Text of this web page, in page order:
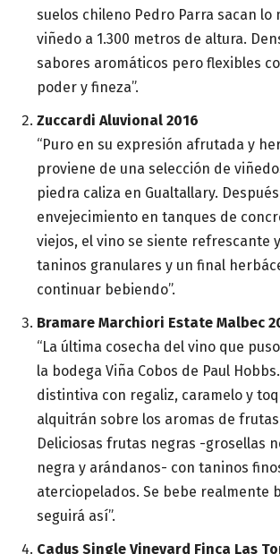
suelos chileno Pedro Parra sacan lo
viñedo a 1.300 metros de altura.
sabores aromáticos pero flexibles
poder y fineza”.
Zuccardi Aluvional 2016
“Puro en su expresión afrutada y
proviene de una selección de
piedra caliza en Gualtallary.
envejecimiento en tanques de
viejos, el vino se siente refrescante
taninos granulares y un final
continuar bebiendo”.
Bramare Marchiori Estate Malbec
“La última cosecha del vino que
la bodega Viña Cobos de Paul
distintiva con regaliz, caramelo y
alquitrán sobre los aromas de
Deliciosas frutas negras -grosellas
negra y arándanos- con taninos
aterciopelados. Se bebe realmente
seguirá así”.
Cadus Single Vineyard Finca Las